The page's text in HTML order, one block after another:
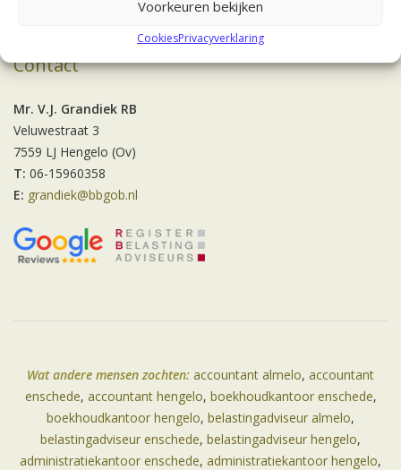
Voorkeuren bekijken
CookiesPrivacyverklaring
Contact
Mr. V.J. Grandiek RB
Veluwestraat 3
7559 LJ Hengelo (Ov)
T: 06-15960358
E: grandiek@bbgob.nl
Wat andere mensen zochten: accountant almelo, accountant
enschede, accountant hengelo, boekhoudkantoor enschede,
boekhoudkantoor hengelo, belastingadviseur almelo,
belastingadviseur enschede, belastingadviseur hengelo,
administratiekantoor enschede, administratiekantoor hengelo,